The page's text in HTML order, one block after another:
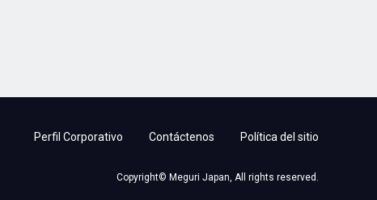
Perfil Corporativo Contáctenos Política del sitio
Copyright© Meguri Japan, All rights reserved.